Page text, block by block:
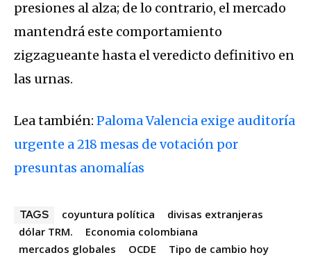
presiones al alza; de lo contrario, el mercado
mantendrá este comportamiento
zigzagueante hasta el veredicto definitivo en
las urnas.
Lea también: Paloma Valencia exige auditoría
urgente a 218 mesas de votación por
presuntas anomalías
TAGS coyuntura política
divisas extranjeras
dólar TRM.
Economia colombiana
mercados globales
OCDE Tipo de cambio hoy